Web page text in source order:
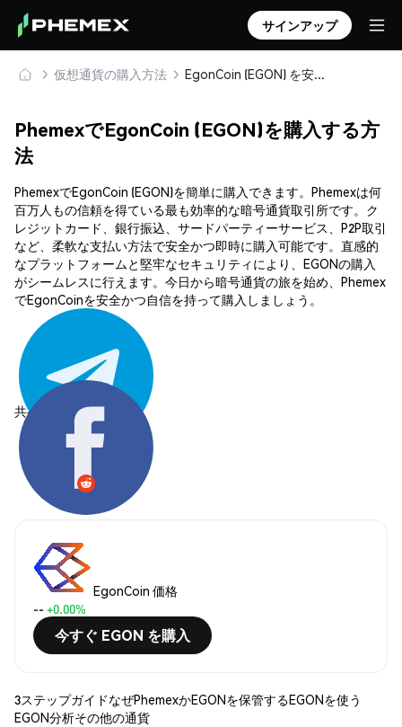
サインアップ
仮想通貨の購入方法 EgonCoin (EGON) を安全に購入・保管
PhemexでEgonCoin (EGON)を購入する方
法
PhemexでEgonCoin (EGON)を簡単に購入できます。Phemexは何
百万人もの信頼を得ている最も効率的な暗号通貨取引所です。ク
レジットカード、銀行振込、サードパーティーサービス、P2P取引
など、柔軟な支払い方法で安全かつ即時に購入可能です。直感的
なプラットフォームと堅牢なセキュリティにより、EGONの購入
がシームレスに行えます。今日から暗号通貨の旅を始め、Phemex
でEgonCoinを安全かつ自信を持って購入しましょう。
共有する:
EgonCoin 価格
-- +0.00%
今すぐ EGON を購入
3ステップガイドなぜPhemexかEGONを保管するEGONを使う
EGON分析その他の通貨